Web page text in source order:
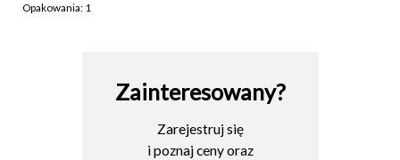
Opakowania: 1
Zainteresowany?
Zarejestruj się
i poznaj ceny oraz